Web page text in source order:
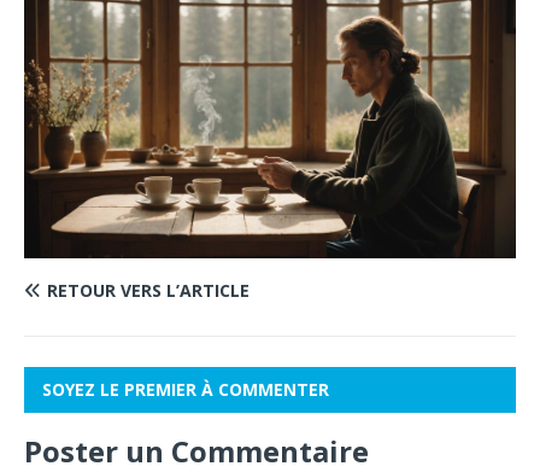
RETOUR VERS L’ARTICLE
SOYEZ LE PREMIER À COMMENTER
Poster un Commentaire